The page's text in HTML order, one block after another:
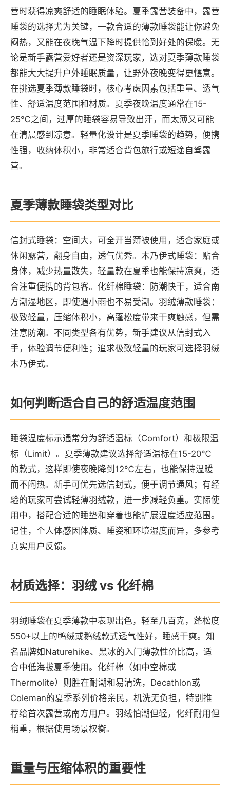
营时获得凉爽舒适的睡眠体验。夏季露营装备中，露营
睡袋的选择尤为关键，一款合适的薄款睡袋能让你避免
闷热，又能在夜晚气温下降时提供恰到好处的保暖。无
论是新手露营爱好者还是资深玩家，选对夏季薄款睡袋
都能大大提升户外睡眠质量，让野外夜晚变得更惬意。
在挑选夏季薄款睡袋时，核心考虑因素包括重量、透气
性、舒适温度范围和材质。夏季夜晚温度通常在15-
25℃之间，过厚的睡袋容易导致出汗，而太薄又可能
在清晨感到凉意。轻量化设计是夏季睡袋的趋势，便携
性强，收纳体积小，非常适合背包旅行或短途自驾露
营。
夏季薄款睡袋类型对比
信封式睡袋：空间大，可全开当薄被使用，适合家庭或
休闲露营，翻身自由，透气优秀。木乃伊式睡袋：贴合
身体，减少热量散失，轻量款在夏季也能保持凉爽，适
合注重便携的背包客。化纤棉睡袋：防潮快干，适合南
方潮湿地区，即使遇小雨也不易受潮。羽绒薄款睡袋：
极致轻量，压缩体积小，高蓬松度带来干爽触感，但需
注意防潮。不同类型各有优势，新手建议从信封式入
手，体验调节便利性；追求极致轻量的玩家可选择羽绒
木乃伊式。
如何判断适合自己的舒适温度范围
睡袋温度标示通常分为舒适温标（Comfort）和极限温
标（Limit）。夏季薄款建议选择舒适温标在15-20℃
的款式，这样即使夜晚降到12℃左右，也能保持温暖
而不闷热。新手可优先选信封式，便于调节通风；有经
验的玩家可尝试轻薄羽绒款，进一步减轻负重。实际使
用中，搭配合适的睡垫和穿着也能扩展温度适应范围。
记住，个人体感因体质、睡姿和环境湿度而异，多参考
真实用户反馈。
材质选择：羽绒 vs 化纤棉
羽绒睡袋在夏季薄款中表现出色，轻至几百克，蓬松度
550+以上的鸭绒或鹅绒款式透气性好，睡感干爽。知
名品牌如Naturehike、黑冰的入门薄款性价比高，适
合中低海拔夏季使用。化纤棉（如中空棉或
Thermolite）则胜在耐潮和易清洗，Decathlon或
Coleman的夏季系列价格亲民，机洗无负担，特别推
荐给首次露营或南方用户。羽绒怕潮但轻，化纤耐用但
稍重，根据使用场景权衡。
重量与压缩体积的重要性